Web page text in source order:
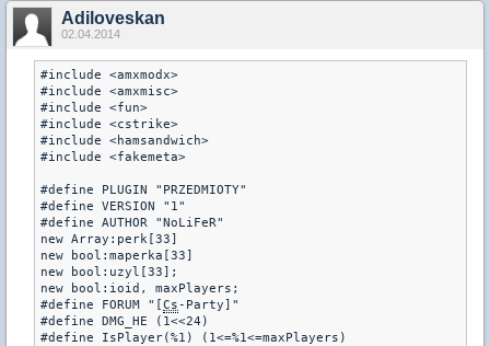
Adiloveskan
02.04.2014
#include <amxmodx>
#include <amxmisc>
#include <fun>
#include <cstrike>
#include <hamsandwich>
#include <fakemeta>
#define PLUGIN "PRZEDMIOTY"
#define VERSION "1"
#define AUTHOR "NoLiFeR"
new Array:perk[33]
new bool:maperka[33]
new bool:uzyl[33];
new bool:ioid, maxPlayers;
#define FORUM "[Cs -Party]"
#define DMG_HE (1<<24)
#define IsPlayer(%1) (1<=%1<=maxPlayers)